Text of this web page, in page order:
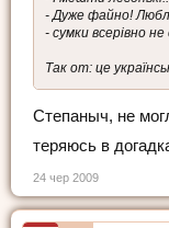
- Дуже файно!
- сумки всерівно не
Так от: це
Степаныч, не
теряюсь в
24 чер 2009